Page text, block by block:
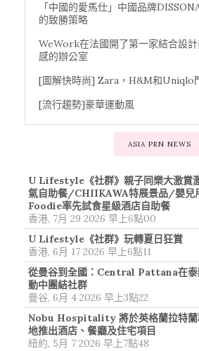
「中國的愛馬仕」中國品牌
的致勝策略
WeWork在法國開了第一家結合設
感的辦公室
[圖解快時尚] Zara，H&M和Uniqlo
[流行趨勢]豪華運動風
ASIA PRN NEWS
U Lifestyle《社群》親子同樂大激賞
氣自助餐/CHIIKAWA特展景品/嬰兒
Foodie率先試食星級酒店自助餐
香港, 7月 29 2026 早上6點00
U Lifestyle《社群》玩轉夏日狂賞
香港, 6月 17 2026 早上6點11
從曼谷到全國：Central Pattana在泰
動中團結社群
曼谷, 6月 4 2026 早上3點22
Nobu Hospitality 將於英格蘭拉特蘭
地推出酒店、餐廳及住宅項目
紐約, 5月 7 2026 早上7點48